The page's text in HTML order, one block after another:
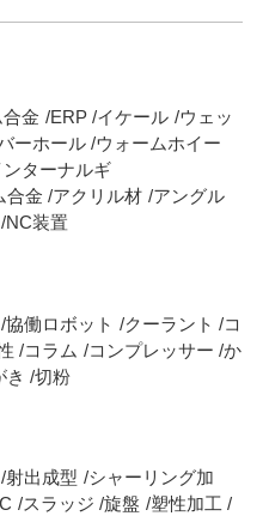
金 ERP イケール ウェッ
ーホール ウォームホイー
ターナルギ
合金 アクリル材 アングル
NC装置
協働ロボット クーラント
コ
コラム コンプレッサー か
き 切粉
射出成型 シャーリング加
スラッジ 旋盤 塑性加工